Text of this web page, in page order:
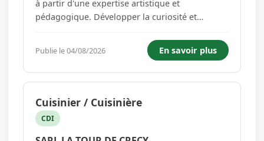
à partir d'une expertise artistique et
pédagogique. Développer la curiosité et
activité dans un projet collectif d'établissement
et d'enseignement. 1 - ENSEIGNER UNE
DISCIPLINE ARTISTIQUE (MUSIQUE, DA...
Publie le 04/08/2026 En savoir plus
Cuisinier / Cuisinière
CDI